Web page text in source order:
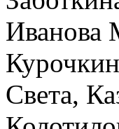
Иванова
Света,